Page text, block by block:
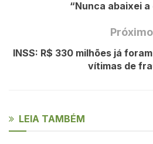
“Nunca abaixei
Próximo
INSS: R$ 330 milhões já
vítimas de
LEIA TAMBÉM